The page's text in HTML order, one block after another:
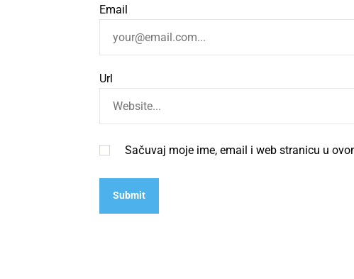
Email
Url
Sačuvaj moje ime, email i web stranicu u